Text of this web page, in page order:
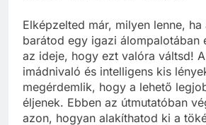
Elképzelted már, milyen lenne,
barátod egy igazi álompalotában
az ideje, hogy ezt valóra váltsd!
imádnivaló és intelligens kis
megérdemlik, hogy a lehető
éljenek. Ebben az útmutatóban
azon, hogyan alakíthatod ki a